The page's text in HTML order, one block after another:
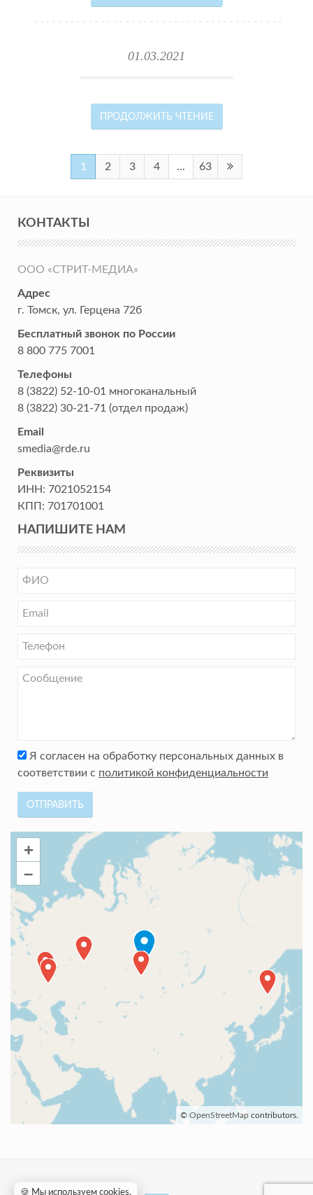
01.03.2021
ПРОДОЛЖИТЬ ЧТЕНИЕ
1 2 3 4 ... 63
КОНТАКТЫ
ООО «СТРИТ-МЕДИА»
Адрес
г. Томск, ул. Герцена 72б
Бесплатный звонок по России
8 800 775 7001
Телефоны
8 (3822) 52-10-01 многоканальный
8 (3822) 30-21-71 (отдел продаж)
Email
smedia@rde.ru
Реквизиты
ИНН: 7021052154
КПП: 701701001
НАПИШИТЕ НАМ
Я согласен на обработку персональных данных в
соответствии с политикой конфиденциальности
ОТПРАВИТЬ
+
–
© OpenStreetMap contributors.
🍪 Мы используем cookies.